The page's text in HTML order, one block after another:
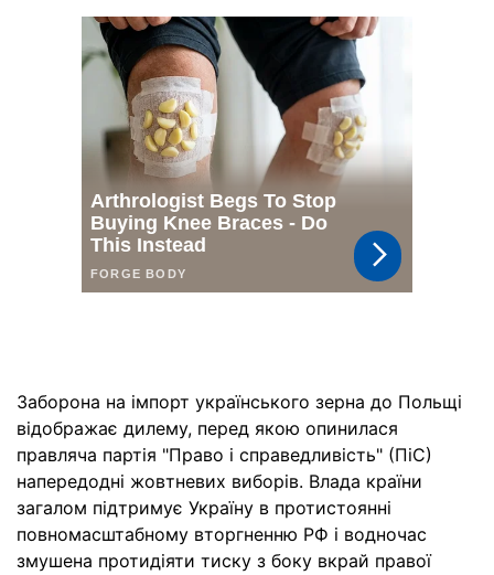
Заборона на імпорт українського зерна до Польщі
відображає дилему, перед якою опинилася
правляча партія "Право і справедливість" (ПіС)
напередодні жовтневих виборів. Влада країни
загалом підтримує Україну в протистоянні
повномасштабному вторгненню РФ і водночас
змушена протидіяти тиску з боку вкрай правої